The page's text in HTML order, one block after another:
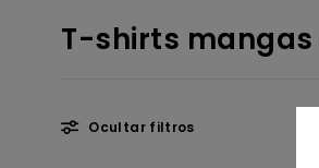
T-shirts
Ocultar filtros